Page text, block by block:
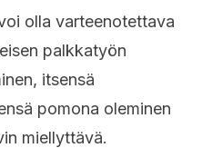
olla varteenotettava
palkkatyön
itsensä
pomona oleminen
miellyttävä.